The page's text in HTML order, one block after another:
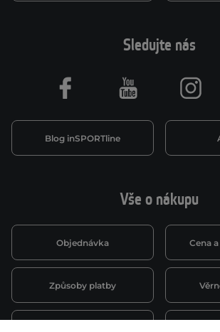
Vše o nákupu
Objednávka Cena
Způsoby platby
Sledujte nás
Blog inSPORTline
Facebook Youtube